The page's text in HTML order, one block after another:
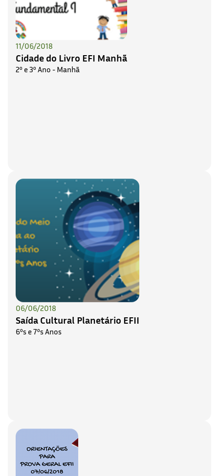
11/06/2018
Cidade do Livro EFI Manhã
2º e 3º Ano - Manhã
06/06/2018
Saída Cultural Planetário EFII
6ºs e 7ºs Anos